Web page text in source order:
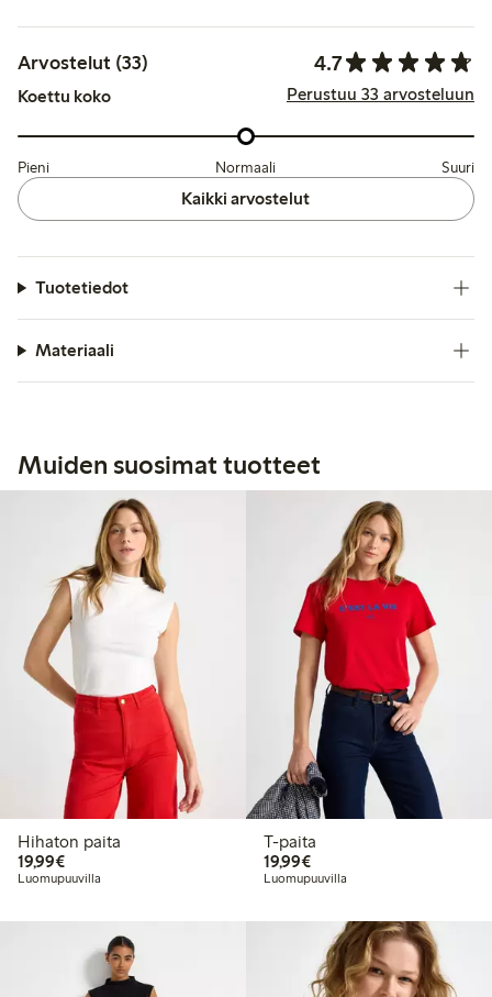
Arvostelut (33) 4.7
Koettu koko Perustuu 33 arvosteluun
Pieni Normaali Suuri
Kaikki arvostelut
Tuotetiedot
Materiaali
Muiden suosimat tuotteet
Hihaton paita
19,99€19,99 €
Luomupuuvilla
T-paita
19,99€19,99 €
Luomupuuvilla